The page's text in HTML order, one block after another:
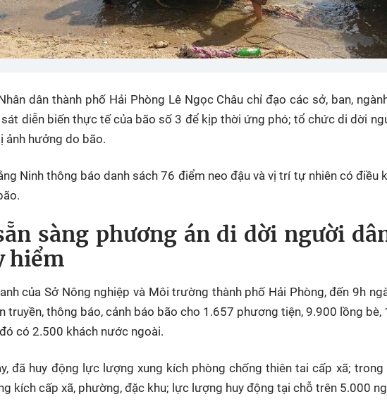
dân thành phố Hải Phòng Lê Ngọc Châu chỉ đạo các sở, ban,
diễn biến thực tế của bão số 3 để kịp thời ứng phó; tổ chức di dời
ảnh hưởng do bão.
Ninh thông báo danh sách 76 điểm neo đậu và vị trí tự nhiên có điều
sàng phương án di dời người
hiểm
của Sở Nông nghiệp và Môi trường thành phố Hải Phòng, đến 9h
truyền, thông báo, cảnh báo bão cho 1.657 phương tiện, 9.900 lồng
có 2.500 khách nước ngoài.
đã huy động lực lượng xung kích phòng chống thiên tai cấp xã;
kích cấp xã, phường, đặc khu; lực lượng huy động tại chỗ trên 5.000